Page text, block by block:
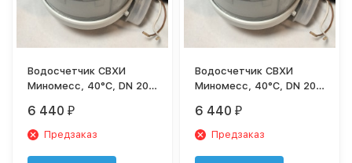
Водосчетчик СВХИ
Миномесс, 40°C, DN 20,
(1L/Imp.), с присоед.
6 440 ₽
Предзаказ
Водосчетчик СВХИ
Миномесс, 40°C, DN 20,
(1L/Imp.), с присоед.
6 440 ₽
Предзаказ